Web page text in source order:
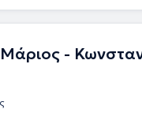
επεμβατική αντιμετώπιση
FiLaC) στη Γερμανία.
σε πληθώρα
επιστημονικές
-